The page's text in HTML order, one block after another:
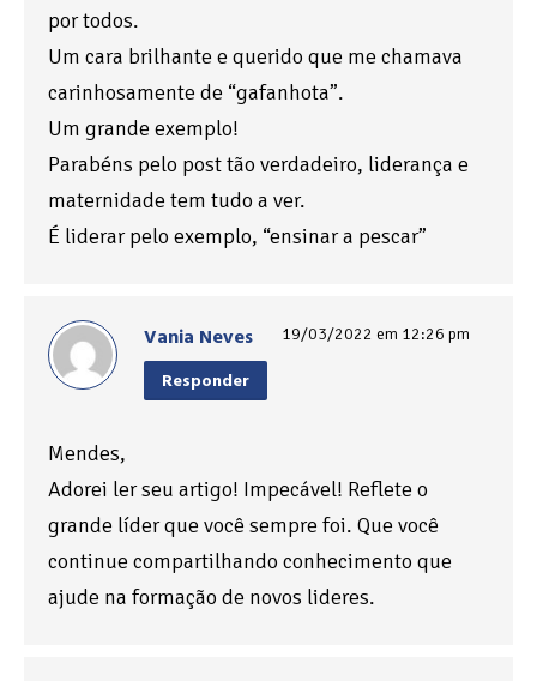
por todos.
Um cara brilhante e querido que me chamava
carinhosamente de “gafanhota”.
Um grande exemplo!
Parabéns pelo post tão verdadeiro, liderança e
maternidade tem tudo a ver.
É liderar pelo exemplo, “ensinar a pescar”
Vania Neves 19/03/2022 em 12:26 pm
Responder
Mendes,
Adorei ler seu artigo! Impecável! Reflete o
grande líder que você sempre foi. Que você
continue compartilhando conhecimento que
ajude na formação de novos lideres.